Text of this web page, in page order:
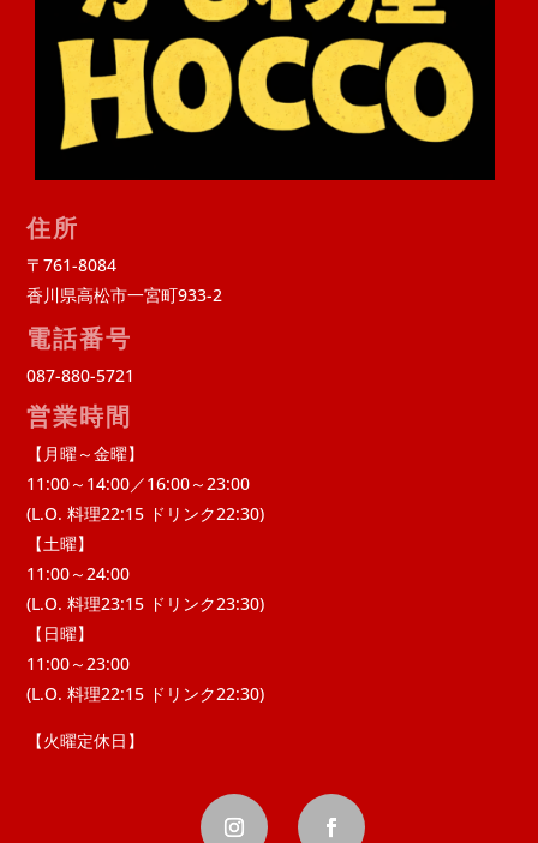
住所
〒761-8084
香川県高松市一宮町933-2
電話番号
087-880-5721
営業時間
【月曜～金曜】
11:00～14:00／16:00～23:00
(L.O. 料理22:15 ドリンク22:30)
【土曜】
11:00～24:00
(L.O. 料理23:15 ドリンク23:30)
【日曜】
11:00～23:00
(L.O. 料理22:15 ドリンク22:30)
【火曜定休日】